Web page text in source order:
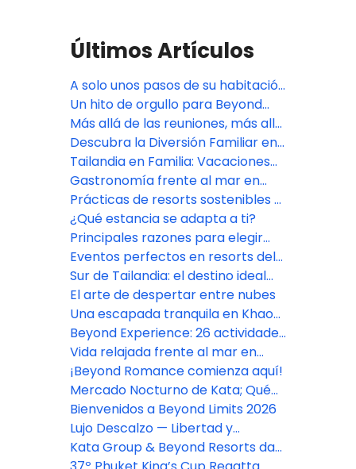
Últimos Artículos
A solo unos pasos de su habitación
al mar
Un hito de orgullo para Beyond
Skywalk Nangshi
Más allá de las reuniones, más allá
de las expectativas
Descubra la Diversión Familiar en
Pamookkoo Resort Phuket
Tailandia en Familia: Vacaciones
de Verano Inolvidables
Gastronomía frente al mar en
Beyond Karon Phuket
Prácticas de resorts sostenibles y
ecológicos en el sur de Tailandia
¿Qué estancia se adapta a ti?
Principales razones para elegir
una estancia en un resort en el sur
de Tailandia
Eventos perfectos en resorts del
sur de Tailandia
Sur de Tailandia: el destino ideal
para todo tipo de viajero
El arte de despertar entre nubes
Una escapada tranquila en Khao
Lak, Phang Nga
Beyond Experience: 26 actividades
para transformar tu "escapada"
en un "viaje" inolvidable
Vida relajada frente al mar en
Beyond Kata
¡Beyond Romance comienza aquí!
Mercado Nocturno de Kata; Qué
comer, comprar y ver en el
mercado más vibrante de Phuket
Bienvenidos a Beyond Limits 2026
Lujo Descalzo — Libertad y
Elegancia a la Orilla del Mar
Kata Group & Beyond Resorts dan